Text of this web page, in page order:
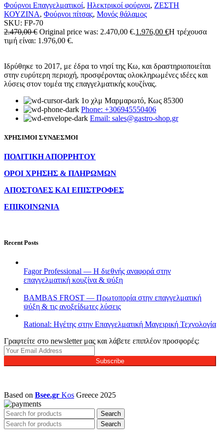
Φούρνοι Επαγγελματικοί, Ηλεκτρικοί φούρνοι, ΖΕΣΤΗ
ΚΟΥΖΙΝΑ, Φούρνοι πίτσας, Μονός θάλαμος
SKU: FP-70
2.470,00€ Original price was: 2.470,00 €.1.976,00 €Η τρέχουσα
τιμή είναι: 1.976,00 €.
Ιδρύθηκε το 2017, με έδρα το νησί της Κω, και δραστηριοποιείται
στην ευρύτερη περιοχή, προσφέροντας ολοκληρωμένες ιδέες και
λύσεις στον τομέα της επαγγελματικής κουζίνας.
1ο χλμ Μαρμαρωτό, Κως 85300
Phone: +306945550406
Email: sales@gastro-shop.gr
ΧΡΗΣΙΜΟΙ ΣΥΝΔΕΣΜΟΙ
ΠΟΛΙΤΙΚΗ ΑΠΟΡΡΗΤΟΥ
ΟΡΟΙ ΧΡΗΣΗΣ & ΠΛΗΡΩΜΩΝ
ΑΠΟΣΤΟΛΕΣ ΚΑΙ ΕΠΙΣΤΡΟΦΕΣ
ΕΠΙΚΟΙΝΩΝΙΑ
Recent Posts
Fagor Professional — Η διεθνής αναφορά στην
επαγγελματική κουζίνα & ψύξη
BAMBAS FROST — Πρωτοπορία στην επαγγελματική
ψύξη & τις ανοξείδωτες λύσεις
Rational: Ηγέτης στην Επαγγελματική Μαγειρική Τεχνολογία
Γραφτείτε στο newsletter μας και λάβετε επιπλέον προσφορές:
Subscribe
Based on Bsee.gr Kos Greece 2025
Search
Search